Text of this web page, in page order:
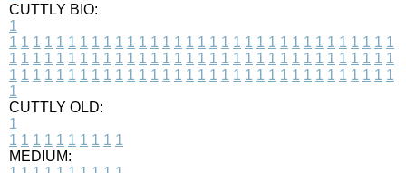
CUTTLY BIO:
1
1 1 1 1 1 1 1 1 1 1 1 1 1 1 1 1 1 1 1 1 1 1 1 1 1 1 1 1 1 1 1 1 1
1 1 1 1 1 1 1 1 1 1 1 1 1 1 1 1 1 1 1 1 1 1 1 1 1 1 1 1 1 1 1 1 1
1 1 1 1 1 1 1 1 1 1 1 1 1 1 1 1 1 1 1 1 1 1 1 1 1 1 1 1 1 1 1 1 1
1
CUTTLY OLD:
1
1 1 1 1 1 1 1 1 1 1
MEDIUM: